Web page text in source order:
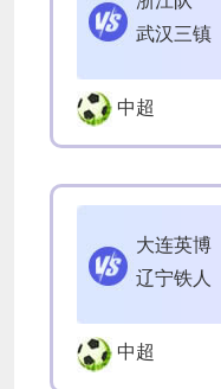
武汉三镇
中超
大连英博
辽宁铁人
中超